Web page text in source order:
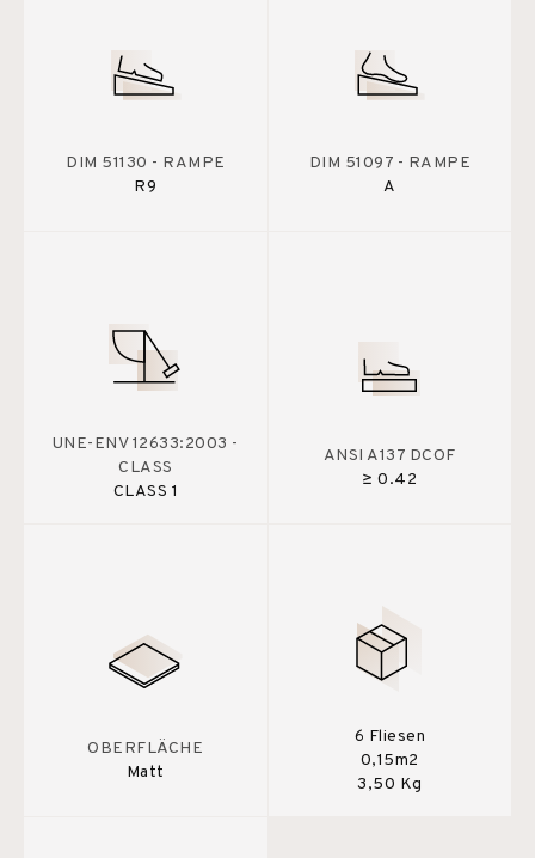
DIM 51130 - RAMPE
R9
DIM 51097 - RAMPE
A
UNE-ENV 12633:2003 -
CLASS
CLASS 1
ANSI A137 DCOF
≥ 0.42
OBERFLÄCHE
Matt
6 Fliesen
0,15m2
3,50 Kg